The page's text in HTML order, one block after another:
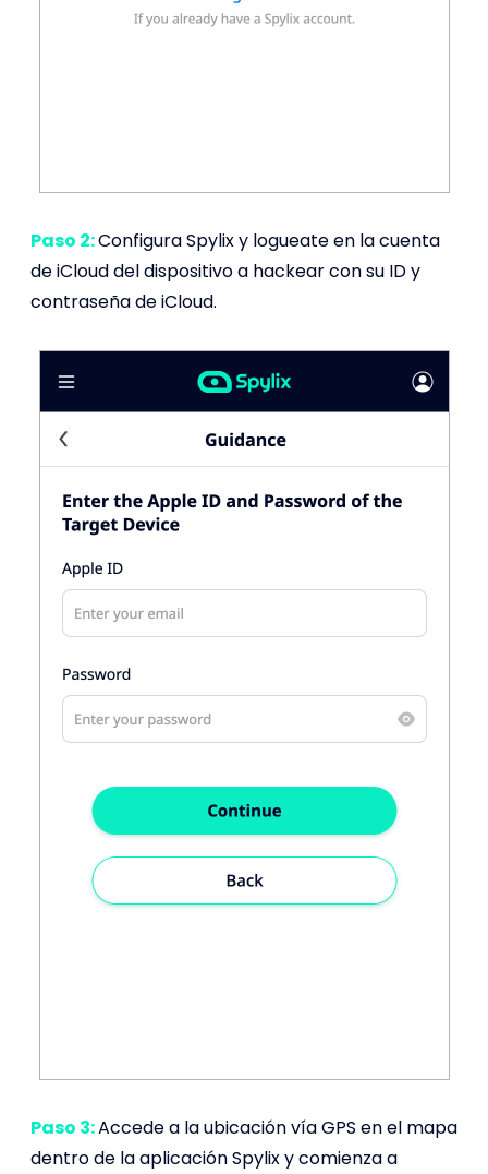
Paso 2:Configura Spylix y logueate en la cuenta
de iCloud del dispositivo a hackear con su ID y
contraseña de iCloud.
Paso 3:Accede a la ubicación vía GPS en el mapa
dentro de la aplicación Spylix y comienza a